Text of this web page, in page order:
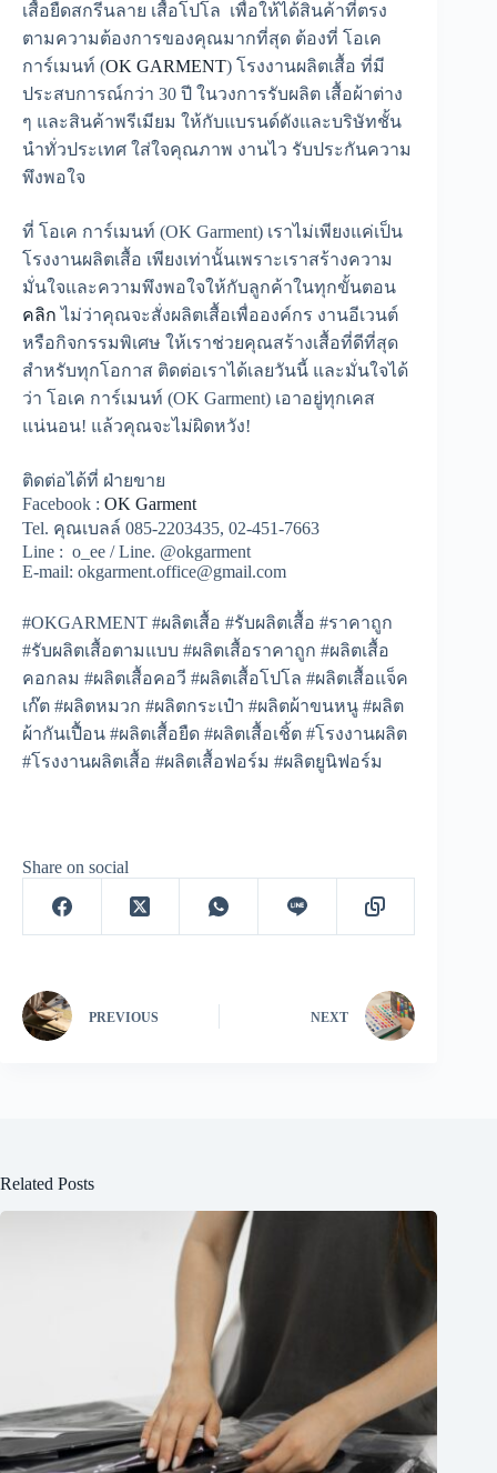
เสื้อยืดสกรีนลาย เสื้อโปโล เพื่อให้ได้สินค้าที่ตรง
ตามความต้องการของคุณมากที่สุด ต้องที่ โอเค
การ์เมนท์ (OK GARMENT) โรงงานผลิตเสื้อ ที่มี
ประสบการณ์กว่า 30 ปี ในวงการรับผลิต เสื้อผ้าต่าง
ๆ และสินค้าพรีเมียม ให้กับแบรนด์ดังและบริษัทชั้น
นำทั่วประเทศ ใส่ใจคุณภาพ งานไว รับประกันความ
พึงพอใจ
ที่ โอเค การ์เมนท์ (OK Garment) เราไม่เพียงแค่เป็น
โรงงานผลิตเสื้อ เพียงเท่านั้นเพราะเราสร้างความ
มั่นใจและความพึงพอใจให้กับลูกค้าในทุกขั้นตอน
คลิก ไม่ว่าคุณจะสั่งผลิตเสื้อเพื่อองค์กร งานอีเวนต์
หรือกิจกรรมพิเศษ ให้เราช่วยคุณสร้างเสื้อที่ดีที่สุด
สำหรับทุกโอกาส ติดต่อเราได้เลยวันนี้ และมั่นใจได้
ว่า โอเค การ์เมนท์ (OK Garment) เอาอยู่ทุกเคส
แน่นอน! แล้วคุณจะไม่ผิดหวัง!
ติดต่อได้ที่ ฝ่ายขาย
Facebook : OK Garment
Tel. คุณเบลล์ 085-2203435, 02-451-7663
Line : o_ee / Line. @okgarment
E-mail: okgarment.office@gmail.com
#OKGARMENT #ผลิตเสื้อ #รับผลิตเสื้อ #ราคาถูก
#รับผลิตเสื้อตามแบบ #ผลิตเสื้อราคาถูก #ผลิตเสื้อ
คอกลม #ผลิตเสื้อคอวี #ผลิตเสื้อโปโล #ผลิตเสื้อแจ็ค
เก๊ต #ผลิตหมวก #ผลิตกระเป๋า #ผลิตผ้าขนหนู #ผลิต
ผ้ากันเปื้อน #ผลิตเสื้อยืด #ผลิตเสื้อเชิ้ต #โรงงานผลิต
#โรงงานผลิตเสื้อ #ผลิตเสื้อฟอร์ม #ผลิตยูนิฟอร์ม
Share on social
PREVIOUS NEXT
Related Posts